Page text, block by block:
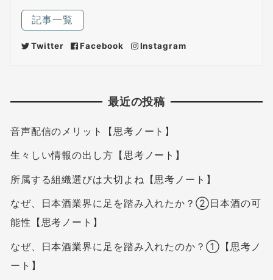
記事一覧
Twitter Facebook Instagram
最近の投稿
音声配信のメリット【思考ノート】
生々しい情報の出し方【思考ノート】
所属する組織選びは大切よね【思考ノート】
なぜ、日本酒業界に足を踏み入れたか？②日本酒の可
能性【思考ノート】
なぜ、日本酒業界に足を踏み入れたのか？①【思考ノ
ート】